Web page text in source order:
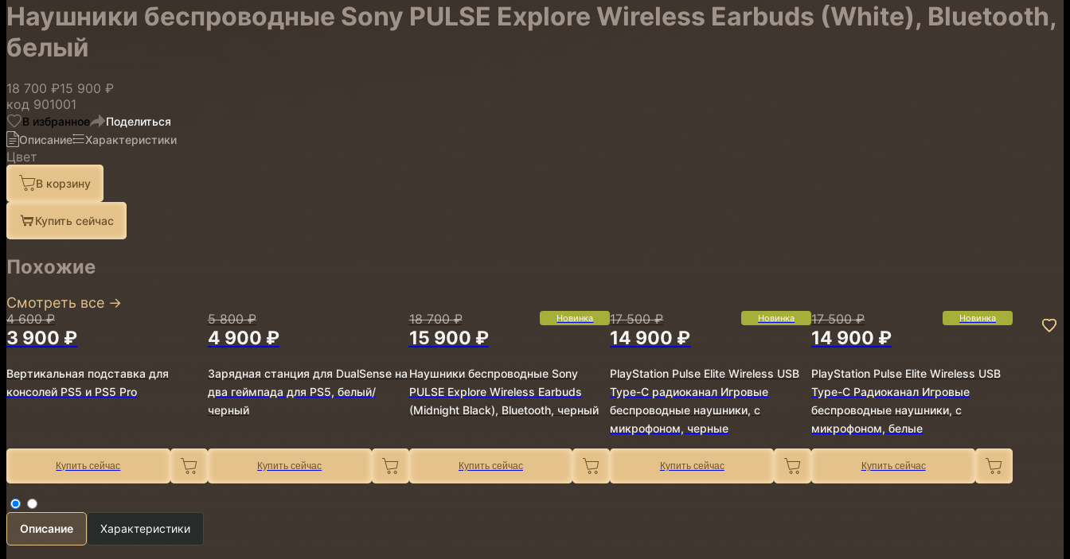
Наушники беспроводные Sony PULSE Explore Wireless Earbuds (White), Bluetooth,
белый
18 700 ₽15 900 ₽
код 901001
В избранное
Поделиться
Описание
Характеристики
Цвет
В корзину
Купить сейчас
Похожие
Смотреть все →
4 600 ₽
3 900 ₽
Вертикальная подставка для
консолей PS5 и PS5 Pro
Купить сейчас
5 800 ₽
4 900 ₽
Зарядная станция для DualSense на
два геймпада для PS5, белый/
черный
Купить сейчас
18 700 ₽
15 900 ₽
Новинка
Наушники беспроводные Sony
PULSE Explore Wireless Earbuds
(Midnight Black), Bluetooth, черный
Купить сейчас
17 500 ₽
14 900 ₽
Новинка
PlayStation Pulse Elite Wireless USB
Type-C радиоканал Игровые
беспроводные наушники, с
микрофоном, черные
Купить сейчас
17 500 ₽
14 900 ₽
Новинка
PlayStation Pulse Elite Wireless USB
Type-C Радиоканал Игровые
беспроводные наушники, с
микрофоном, белые
Купить сейчас
Описание Характеристики